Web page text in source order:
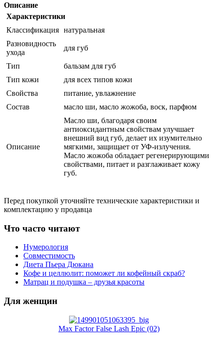
Описание
Характеристики
Классификация натуральная
Разновидность
ухода
для губ
Тип
бальзам для губ
Тип кожи
для всех типов кожи
Свойства
питание, увлажнение
Состав
масло ши, масло жожоба, воск, парфюм
Описание
Масло ши, благодаря своим
антиоксидантным свойствам улучшает
внешний вид губ, делает их изумительно
мягкими, защищает от УФ-излучения.
Масло жожоба обладает регенерирующими
свойствами, питает и разглаживает кожу
губ.
Перед покупкой уточняйте технические характеристики и
комплектацию у продавца
Что часто читают
Нумерология
Совместимость
Диета Пьера Дюкана
Кофе и целлюлит: поможет ли кофейный скраб?
Матрац и подушка – друзья красоты
Для женщин
Max Factor False Lash Epic (02)